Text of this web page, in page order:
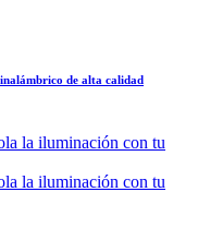
de alta calidad